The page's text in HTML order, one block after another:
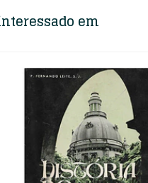
em